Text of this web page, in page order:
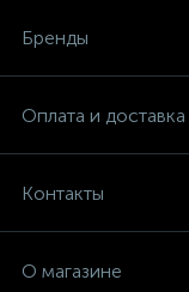
Бренды
Оплата и доставка
Контакты
О магазине